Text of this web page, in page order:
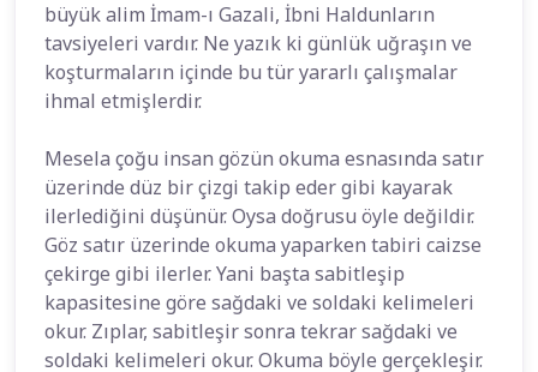
büyük alim İmam-ı Gazali, İbni Haldunların
tavsiyeleri vardır. Ne yazık ki günlük uğraşın ve
koşturmaların içinde bu tür yararlı çalışmalar
ihmal etmişlerdir.
Mesela çoğu insan gözün okuma esnasında satır
üzerinde düz bir çizgi takip eder gibi kayarak
ilerlediğini düşünür. Oysa doğrusu öyle değildir.
Göz satır üzerinde okuma yaparken tabiri caizse
çekirge gibi ilerler. Yani başta sabitleşip
kapasitesine göre sağdaki ve soldaki kelimeleri
okur. Zıplar, sabitleşir sonra tekrar sağdaki ve
soldaki kelimeleri okur. Okuma böyle gerçekleşir.